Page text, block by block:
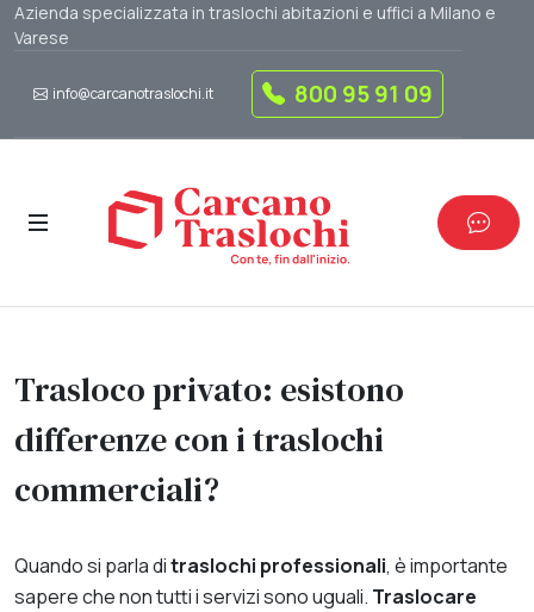
Azienda specializzata in traslochi abitazioni e uffici a Milano e
Varese
info@carcanotraslochi.it 800 95 91 09
Trasloco privato: esistono
differenze con i traslochi
commerciali?
Quando si parla ditraslochi professionali, è importante
sapere che non tutti i servizi sono uguali. Traslocare